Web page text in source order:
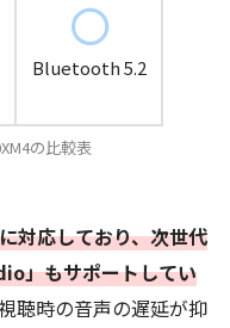
Bluetooth 5.2
の比較表
対応しており、次世代
」もサポートしてい
聴時の音声の遅延が抑